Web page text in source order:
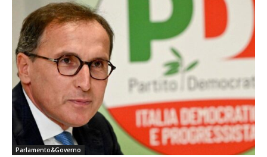
Parlamento&Governo